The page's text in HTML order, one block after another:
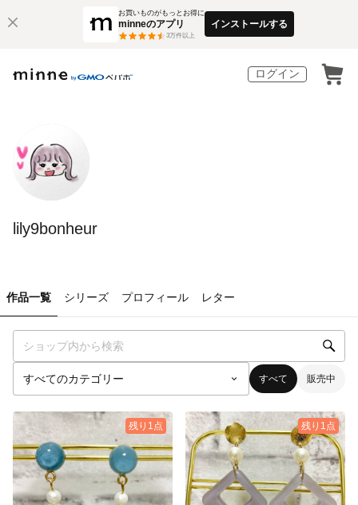
お買いものがもっとお得に
minneのアプリ
3万件以上
インストールする
ログイン
lily9bonheur
作品一覧 シリーズ プロフィール レター
すべて 販売中
残り1点 残り1点